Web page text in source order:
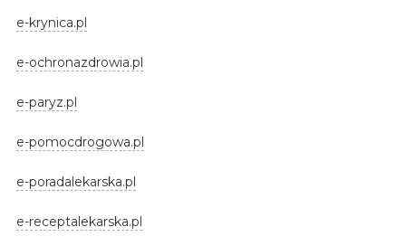
e-krynica.pl
e-ochronazdrowia.pl
e-paryz.pl
e-pomocdrogowa.pl
e-poradalekarska.pl
e-receptalekarska.pl